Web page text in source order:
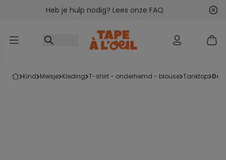
Ga naar inhoudHeb je hulp nodig? Lees onze FAQ
kind meisje kleding t-shirt - onderhemd - blouse tanktop